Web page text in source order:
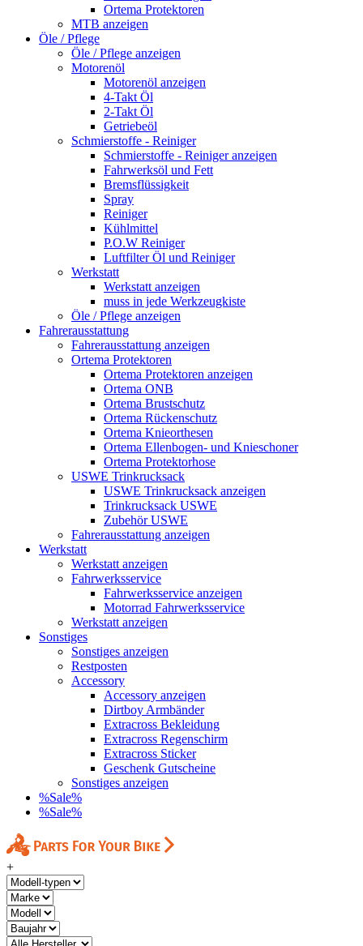
Ortema Protektoren
MTB anzeigen
Öle / Pflege
Öle / Pflege anzeigen
Motorenöl
Motorenöl anzeigen
4-Takt Öl
2-Takt Öl
Getriebeöl
Schmierstoffe - Reiniger
Schmierstoffe - Reiniger anzeigen
Fahrwerksöl und Fett
Bremsflüssigkeit
Spray
Reiniger
Kühlmittel
P.O.W Reiniger
Luftfilter Öl und Reiniger
Werkstatt
Werkstatt anzeigen
muss in jede Werkzeugkiste
Öle / Pflege anzeigen
Fahrerausstattung
Fahrerausstattung anzeigen
Ortema Protektoren
Ortema Protektoren anzeigen
Ortema ONB
Ortema Brustschutz
Ortema Rückenschutz
Ortema Knieorthesen
Ortema Ellenbogen- und Knieschoner
Ortema Protektorhose
USWE Trinkrucksack
USWE Trinkrucksack anzeigen
Trinkrucksack USWE
Zubehör USWE
Fahrerausstattung anzeigen
Werkstatt
Werkstatt anzeigen
Fahrwerksservice
Fahrwerksservice anzeigen
Motorrad Fahrwerksservice
Werkstatt anzeigen
Sonstiges
Sonstiges anzeigen
Restposten
Accessory
Accessory anzeigen
Dirtboy Armbänder
Extracross Bekleidung
Extracross Regenschirm
Extracross Sticker
Geschenk Gutscheine
Sonstiges anzeigen
%Sale%
%Sale%
+